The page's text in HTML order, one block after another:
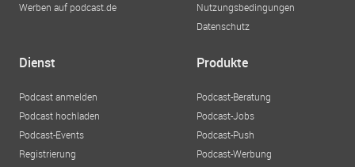
Werben auf podcast.de
Nutzungsbedingungen
Datenschutz
Dienst
Podcast anmelden
Podcast hochladen
Podcast-Events
Registrierung
Produkte
Podcast-Beratung
Podcast-Jobs
Podcast-Push
Podcast-Werbung